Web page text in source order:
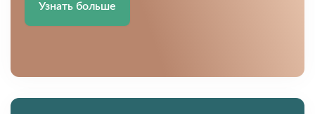
Узнать больше